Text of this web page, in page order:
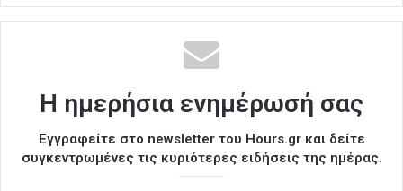
Η ημερήσια ενημέρωσή σας
Εγγραφείτε στο newsletter του Hours.gr και δείτε
συγκεντρωμένες τις κυριότερες ειδήσεις της ημέρας.